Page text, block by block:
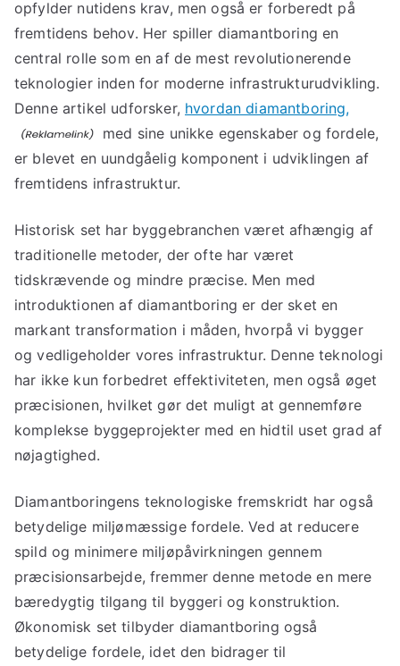
opfylder nutidens krav, men også er forberedt på
fremtidens behov. Her spiller diamantboring en
central rolle som en af de mest revolutionerende
teknologier inden for moderne infrastrukturudvikling.
Denne artikel udforsker, hvordan diamantboring,
med sine unikke egenskaber og fordele,
er blevet en uundgåelig komponent i udviklingen af
fremtidens infrastruktur.
Historisk set har byggebranchen været afhængig af
traditionelle metoder, der ofte har været
tidskrævende og mindre præcise. Men med
introduktionen af diamantboring er der sket en
markant transformation i måden, hvorpå vi bygger
og vedligeholder vores infrastruktur. Denne teknologi
har ikke kun forbedret effektiviteten, men også øget
præcisionen, hvilket gør det muligt at gennemføre
komplekse byggeprojekter med en hidtil uset grad af
nøjagtighed.
Diamantboringens teknologiske fremskridt har også
betydelige miljømæssige fordele. Ved at reducere
spild og minimere miljøpåvirkningen gennem
præcisionsarbejde, fremmer denne metode en mere
bæredygtig tilgang til byggeri og konstruktion.
Økonomisk set tilbyder diamantboring også
betydelige fordele, idet den bidrager til